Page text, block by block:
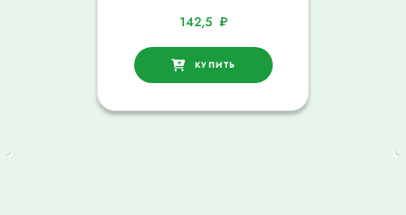
142,5 ₽
КУПИТЬ